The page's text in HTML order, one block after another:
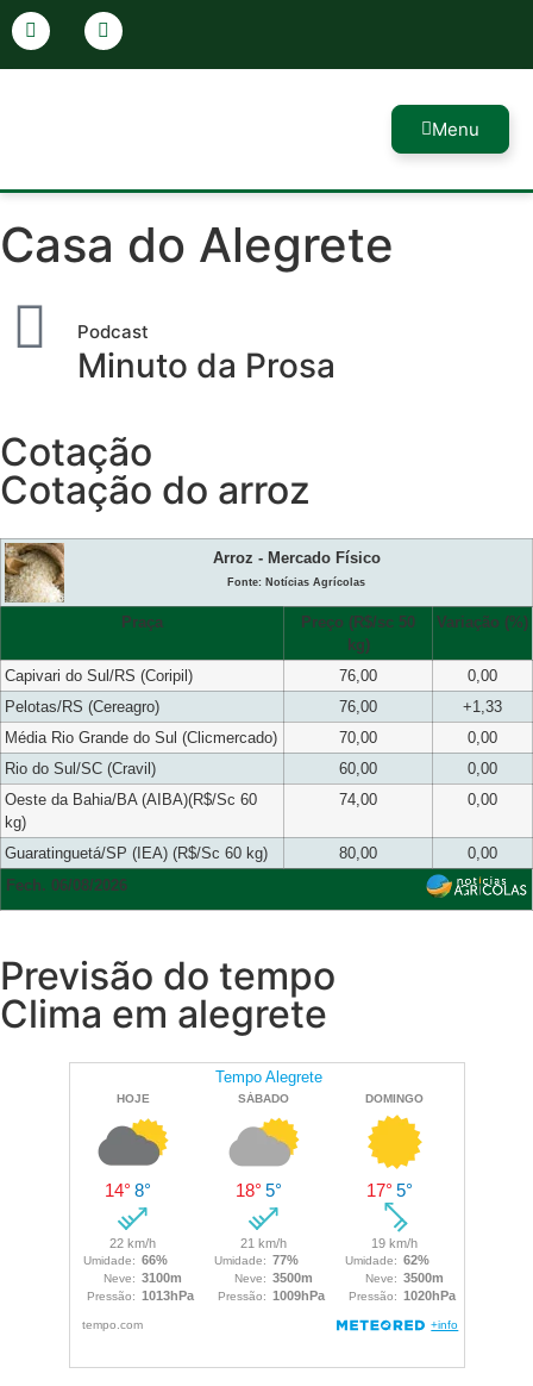
Menu
Casa do Alegrete
Podcast
Minuto da Prosa
Cotação
Cotação do arroz
Arroz - Mercado Físico
Fonte: Notícias Agrícolas
Praça
Preço (R$/sc 50
kg)
Variação (%)
Capivari do Sul/RS (Coripil) 76,00
0,00
Pelotas/RS (Cereagro)
76,00
+1,33
Média Rio Grande do Sul (Clicmercado)
70,00
0,00
Rio do Sul/SC (Cravil)
60,00
0,00
Oeste da Bahia/BA (AIBA)(R$/Sc 60
kg)
74,00 0,00
Guaratinguetá/SP (IEA) (R$/Sc 60 kg) 80,00
0,00
Fech. 06/08/2026
Previsão do tempo
Clima em alegrete